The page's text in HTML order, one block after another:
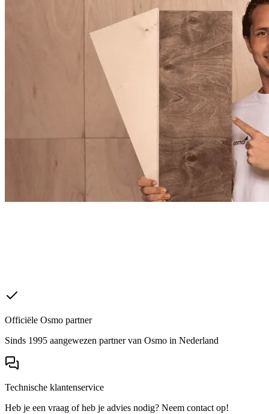
Officiële Osmo partner
Sinds 1995 aangewezen partner van Osmo in Nederland
Technische klantenservice
Heb je een vraag of heb je advies nodig? Neem contact op!